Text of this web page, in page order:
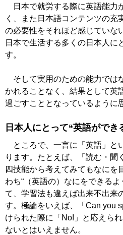
日本で就労する際に英語能力
く、また日本語コンテンツの充
の必要性をそれほど感じていな
日本で生活する多くの日本人に
す。
そして実用のための能力では
かれることなく、結果として英
過ごすこととなっているように
日本人にとって“英語ができ
ところで、一言に「英語」と
ります。たとえば、「読む・聞
四技能から考えてみてもなにを
わち“（英語の）なにをできる
て、学習法も違えば出来不出来
す。極論をいえば、「Can you
けられた際に「No!」と応えら
ないとはいえません。